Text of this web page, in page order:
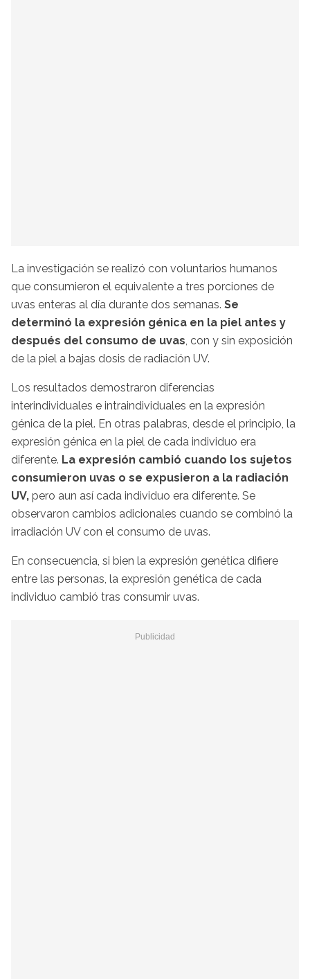
La investigación se realizó con voluntarios humanos
que consumieron el equivalente a tres porciones de
uvas enteras al día durante dos semanas. Se
determinó la expresión génica en la piel antes y
después del consumo de uvas, con y sin exposición
de la piel a bajas dosis de radiación UV.
Los resultados demostraron diferencias
interindividuales e intraindividuales en la expresión
génica de la piel. En otras palabras, desde el principio, la
expresión génica en la piel de cada individuo era
diferente. La expresión cambió cuando los sujetos
consumieron uvas o se expusieron a la radiación
UV, pero aun así cada individuo era diferente. Se
observaron cambios adicionales cuando se combinó la
irradiación UV con el consumo de uvas.
En consecuencia, si bien la expresión genética difiere
entre las personas, la expresión genética de cada
individuo cambió tras consumir uvas.